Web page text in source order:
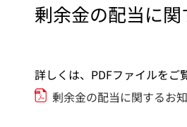
剰余金の配当に
詳しくは、PDFファイルをご
剰余金の配当に関するお